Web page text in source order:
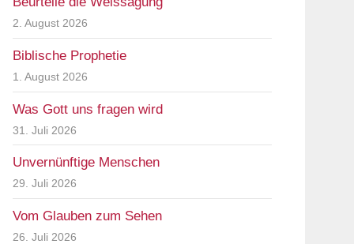
2. August 2026
Biblische Prophetie
1. August 2026
Was Gott uns fragen wird
31. Juli 2026
Unvernünftige Menschen
29. Juli 2026
Vom Glauben zum Sehen
26. Juli 2026